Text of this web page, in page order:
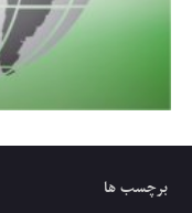
برچسب ها